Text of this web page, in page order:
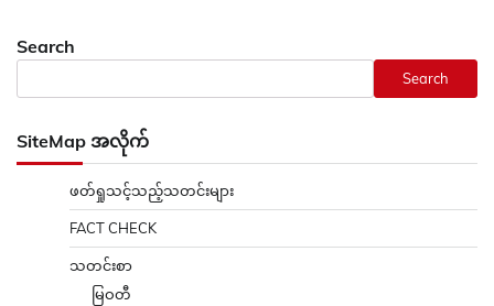
Search
Search
SiteMap အလိုက်
ဖတ်ရှုသင့်သည့်သတင်းများ
FACT CHECK
သတင်းစာ
မြဝတီ